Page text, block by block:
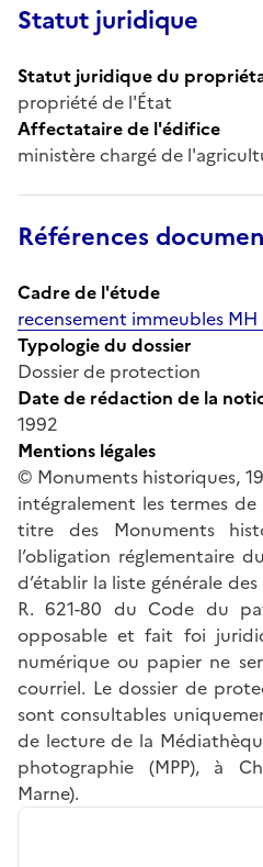
Statut juridique
Statut juridique du
propriété de l'État
Affectataire de l'édifice
ministère chargé de
Références
Cadre de l'étude
recensement immeubles MH
Typologie du dossier
Dossier de protection
Date de rédaction de la
1992
Mentions légales
© Monuments historiques,
intégralement les termes
titre des Monuments
l’obligation réglementaire
d’établir la liste générale
R. 621-80 du Code du
opposable et fait foi
numérique ou papier ne
courriel. Le dossier de
sont consultables
de lecture de la
photographie (MPP), à
Marne).